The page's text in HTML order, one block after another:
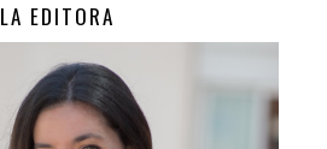
LA EDITORA